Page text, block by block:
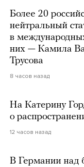
Более 20
нейтральный
в
них — Камила
Трусова
8 часов назад
На Катерину
о
12 часов назад
В Германии над